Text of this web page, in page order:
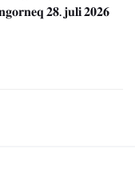
𝟐𝟖. 𝐣𝐮𝐥𝐢 𝟐𝟎𝟐𝟔